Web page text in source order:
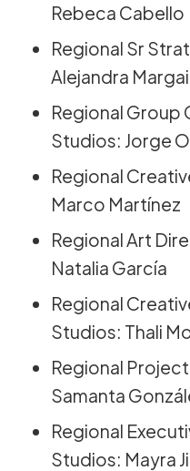
Rebeca Cabello
Regional Sr
Alejandra
Regional Group
Studios: Jorge
Regional
Marco Martínez
Regional Art
Natalia García
Regional
Studios: Thali
Regional
Samanta
Regional
Studios: Mayra